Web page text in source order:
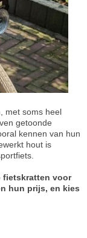
met soms heel
getoonde
kennen van hun
hout is
fietskratten voor
hun prijs, en kies